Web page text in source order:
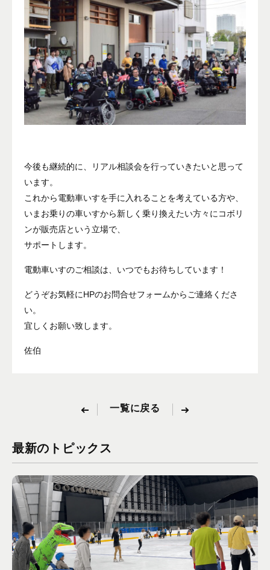
今後も継続的に、リアル相談会を行っていきたいと思って
います。
これから電動車いすを手に入れることを考えている方や、
いまお乗りの車いすから新しく乗り換えたい方々にコボリ
ンが販売店という立場で、
サポートします。
電動車いすのご相談は、いつでもお待ちしています！
どうぞお気軽にHPのお問合せフォームからご連絡くださ
い。
宜しくお願い致します。
佐伯
一覧に戻る
最新のトピックス